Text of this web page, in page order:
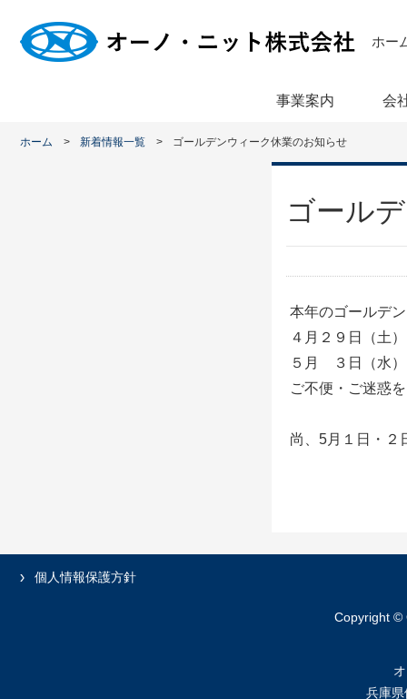
事業案内 会
ホー
ホーム 新着情報一覧 ゴールデンウィーク休業のお知らせ
ゴール
本年のゴールデ
４月２９日（土
５月 ３日（水
ご不便・ご迷惑
尚、5月１日・２
個人情報保護方針
Copyright ©
兵庫